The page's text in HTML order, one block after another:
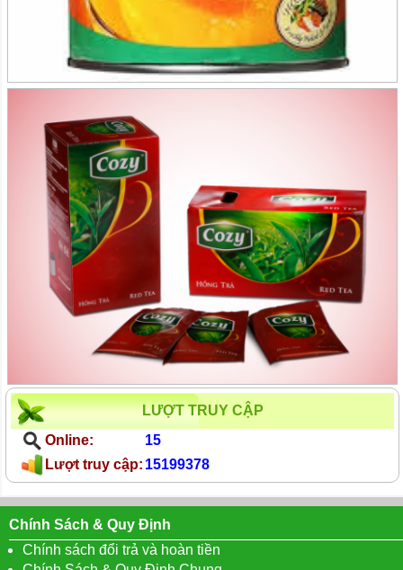
LƯỢT TRUY CẬP
Online:
15
Lượt truy cập: 15199378
Chính Sách & Quy Định
Chính sách đổi trả và hoàn tiền